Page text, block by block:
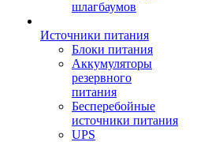
шлагбаумов
Источники питания
Блоки питания
Аккумуляторы
резервного
питания
Бесперебойные
источники питания
UPS